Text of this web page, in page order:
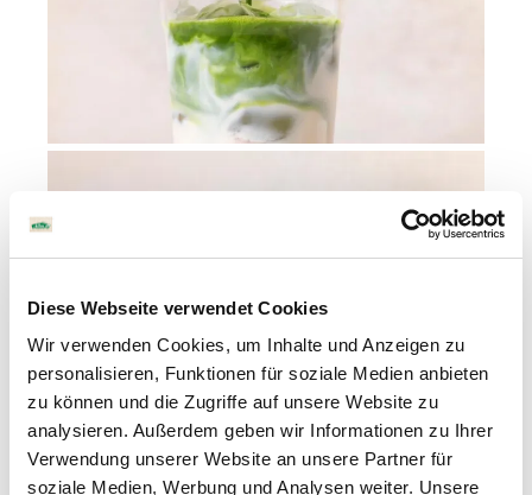
Diese Webseite verwendet Cookies
Wir verwenden Cookies, um Inhalte und Anzeigen zu
personalisieren, Funktionen für soziale Medien anbieten
zu können und die Zugriffe auf unsere Website zu
analysieren. Außerdem geben wir Informationen zu Ihrer
Verwendung unserer Website an unsere Partner für
soziale Medien, Werbung und Analysen weiter. Unsere